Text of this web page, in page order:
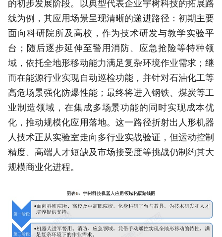
的初步发展阶段。以典型代表企业宇树科技的拓展路
线为例，其应用场景呈现清晰的递进路径：初期主要
面向科研院所及高校，作为技术研发与教学实验平
台；随后逐步延伸至警用消防、应急抢险等特种领
域，依托全地形移动能力满足复杂环境作业需求；继
而在能源行业实现自动巡检功能，并针对石油化工等
高危场景强化防爆性能；最终将进入钢铁、煤炭等工
业制造领域，在集成多场景功能的同时实现成本优
化，推动规模化应用落地。这一路径折射出人形机器
人技术正从实验室走向多行业实战验证，但运动控制
精度、高端人才短缺及市场接受度等挑战仍制约其大
规模商业化进程。